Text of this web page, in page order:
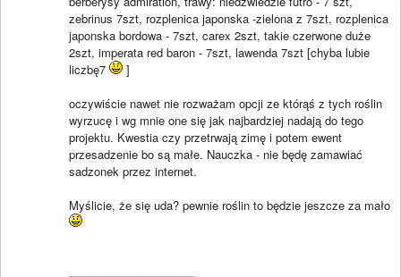
zebrinus 7szt, rozplenica japonska -zielona z 7szt, rozplenica
japonska bordowa - 7szt, carex 2szt, takie czerwone duże
2szt, imperata red baron - 7szt, lawenda 7szt [chyba lubie
liczbę7
]
oczywiście nawet nie rozważam opcji ze którąś z tych roślin
wyrzucę i wg mnie one się jak najbardziej nadają do tego
projektu. Kwestia czy przetrwają zimę i potem ewent
przesadzenie bo są małe. Nauczka - nie będę zamawiać
sadzonek przez internet.
Myślicie, że się uda? pewnie roślin to będzie jeszcze za mało